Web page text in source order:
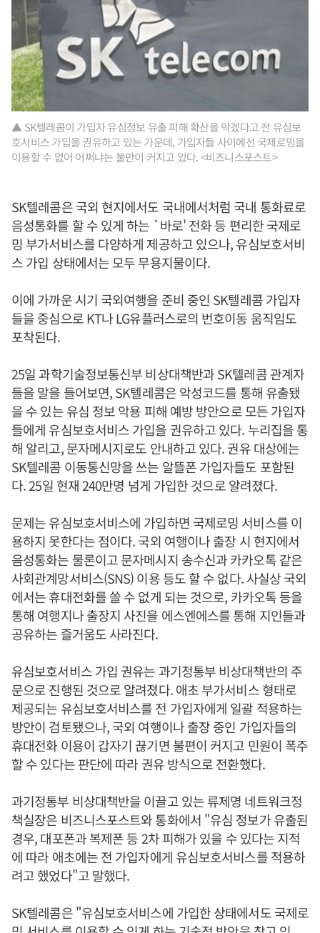
▲ SK텔레콤이 가입자 유심정보 유출 피해 확산을 막겠다고 전 유심보
호서비스 가입을 권유하고 있는 가운데, 가입자들 사이에선 국제로밍을
이용할 수 없어 어쩌냐는 불만이 커지고 있다. <비즈니스포스트>
SK텔레콤은 국외 현지에서도 국내에서처럼 국내 통화료로
음성통화를 할 수 있게 하는 `바로' 전화 등 편리한 국제로
밍 부가서비스를 다양하게 제공하고 있으나, 유심보호서비
스 가입 상태에서는 모두 무용지물이다.
이에 가까운 시기 국외여행을 준비 중인 SK텔레콤 가입자
들을 중심으로 KT나 LG유플러스로의 번호이동 움직임도
포착된다.
25일 과학기술정보통신부 비상대책반과 SK텔레콤 관계자
들을 말을 들어보면, SK텔레콤은 악성코드를 통해 유출됐
을 수 있는 유심 정보 악용 피해 예방 방안으로 모든 가입자
들에게 유심보호서비스 가입을 권유하고 있다. 누리집을 통
해 알리고, 문자메시지로도 안내하고 있다. 권유 대상에는
SK텔레콤 이동통신망을 쓰는 알뜰폰 가입자들도 포함된
다. 25일 현재 240만명 넘게 가입한 것으로 알려졌다.
문제는 유심보호서비스에 가입하면 국제로밍 서비스를 이
용하지 못한다는 점이다. 국외 여행이나 출장 시 현지에서
음성통화는 물론이고 문자메시지 송수신과 카카오톡 같은
사회관계망서비스(SNS) 이용 등도 할 수 없다. 사실상 국외
에서는 휴대전화를 쓸 수 없게 되는 것으로, 카카오톡 등을
통해 여행지나 출장지 사진을 에스엔에스를 통해 지인들과
공유하는 즐거움도 사라진다.
유심보호서비스 가입 권유는 과기정통부 비상대책반의 주
문으로 진행된 것으로 알려졌다. 애초 부가서비스 형태로
제공되는 유심보호서비스를 전 가입자에게 일괄 적용하는
방안이 검토됐으나, 국외 여행이나 출장 중인 가입자들의
휴대전화 이용이 갑자기 끊기면 불편이 커지고 민원이 폭주
할 수 있다는 판단에 따라 권유 방식으로 전환했다.
과기정통부 비상대책반을 이끌고 있는 류제명 네트워크정
책실장은 비즈니스포스트와 통화에서 "유심 정보가 유출된
경우, 대포폰과 복제폰 등 2차 피해가 있을 수 있다는 지적
에 따라 애초에는 전 가입자에게 유심보호서비스를 적용하
려고 했었다"고 말했다.
SK텔레콤은 "유심보호서비스에 가입한 상태에서도 국제로